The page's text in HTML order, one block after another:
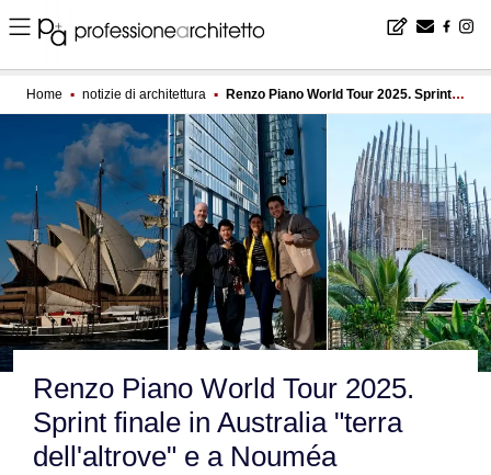
Home ▪ notizie di architettura ▪ Renzo Piano World Tour 2025. Sprint finale in Australia "terra dell'altrove" e a Nouméa
Renzo Piano World Tour 2025.
Sprint finale in Australia "terra
dell'altrove" e a Nouméa